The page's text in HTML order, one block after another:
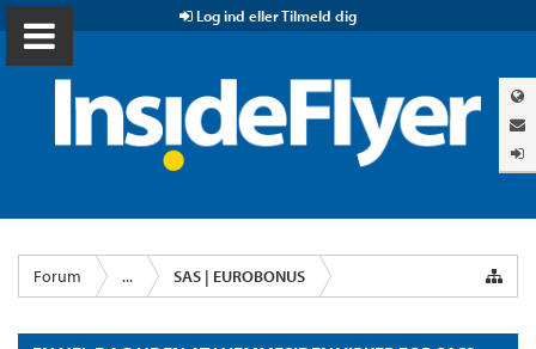
Log ind eller Tilmeld dig
Forum ... SAS | EUROBONUS